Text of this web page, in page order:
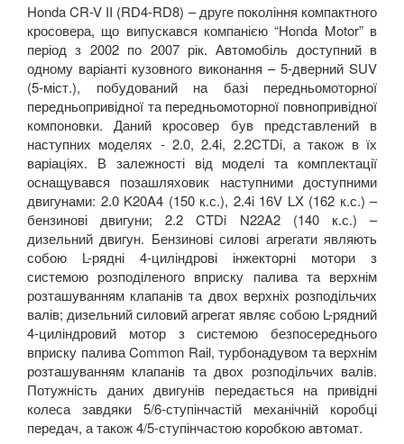
Honda CR-V II (RD4-RD8) – друге покоління компактного
кросовера, що випускався компанією “Honda Motor” в
період з 2002 по 2007 рік. Автомобіль доступний в
одному варіанті кузовного виконання – 5-дверний SUV
(5-міст.), побудований на базі передньомоторної
передньопривідної та передньомоторної повнопривідної
компоновки. Даний кросовер був представлений в
наступних моделях - 2.0, 2.4i, 2.2CTDi, а також в їх
варіаціях. В залежності від моделі та комплектації
оснащувався позашляховик наступними доступними
двигунами: 2.0 K20A4 (150 к.с.), 2.4i 16V LX (162 к.с.) –
бензинові двигуни; 2.2 CTDi N22A2 (140 к.с.) –
дизельний двигун. Бензинові силові агрегати являють
собою L-рядні 4-циліндрові інжекторні мотори з
системою розподіленого вприску палива та верхнім
розташуванням клапанів та двох верхніх розподільчих
валів; дизельний силовий агрегат являє собою L-рядний
4-циліндровий мотор з системою безпосереднього
вприску палива Common Rail, турбонадувом та верхнім
розташуванням клапанів та двох розподільчих валів.
Потужність даних двигунів передається на привідні
колеса завдяки 5/6-ступінчастій механічній коробці
передач, а також 4/5-ступінчастою коробкою автомат.